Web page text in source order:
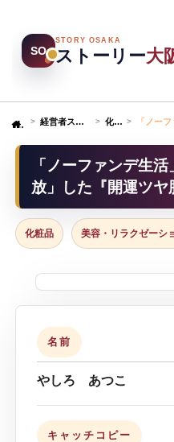
SO
STORY OSAKA
ストーリー大
Home 経営者ストーリー 化粧品 「ノー
「ノーファンデ生
放」した『開運ツヤ
化粧品 美容・リラクゼーシ
名前
やしろ あつこ
キャッチコピー